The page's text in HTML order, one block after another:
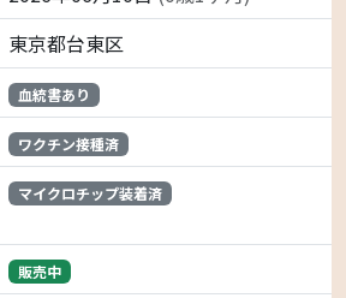
東京都台東区
血統書あり
ワクチン接種済
マイクロチップ装着済
販売中